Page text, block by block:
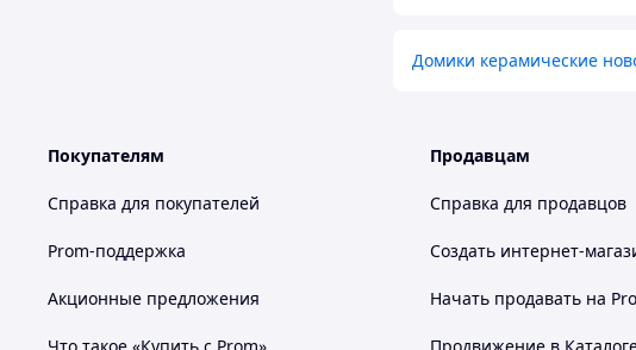
Домики керамические
Покупателям
Справка для покупателей
Prom-поддержка
Акционные предложения
Продавцам
Справка для продавцов
Создать интернет-
Начать продавать на